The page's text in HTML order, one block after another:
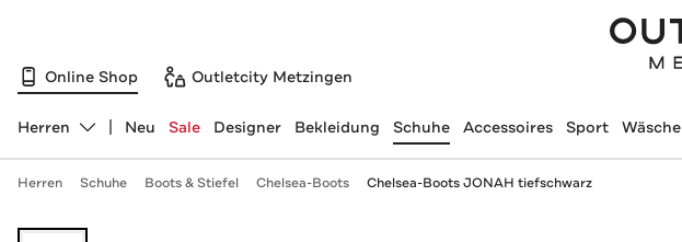
Online Shop Outletcity Metzingen
Abteilung ändern, ausgewählt:
Herren Neu Sale Designer Bekleidung Schuhe Accessoires Sport Wäsche
Herren Schuhe Boots & Stiefel Chelsea-Boots Chelsea-Boots JONAH tiefschwarz